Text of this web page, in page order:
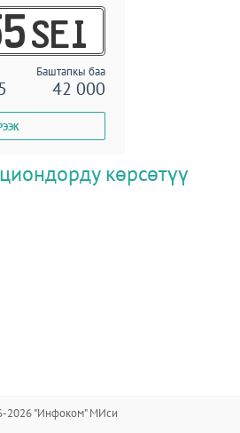
SEI
Баштапкы баа
42 000
көрсөтүү
2026 "Инфоком" МИси